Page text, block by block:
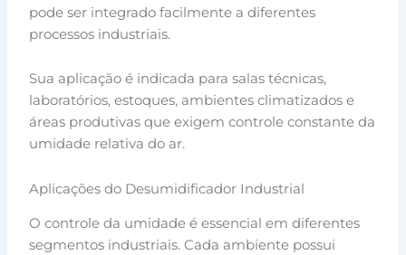
pode ser integrado facilmente a diferentes
processos industriais.
Sua aplicação é indicada para salas técnicas,
laboratórios, estoques, ambientes climatizados e
áreas produtivas que exigem controle constante da
umidade relativa do ar.
Aplicações do Desumidificador Industrial
O controle da umidade é essencial em diferentes
segmentos industriais. Cada ambiente possui